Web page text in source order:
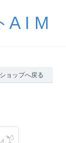
A I M
ショップへ戻る